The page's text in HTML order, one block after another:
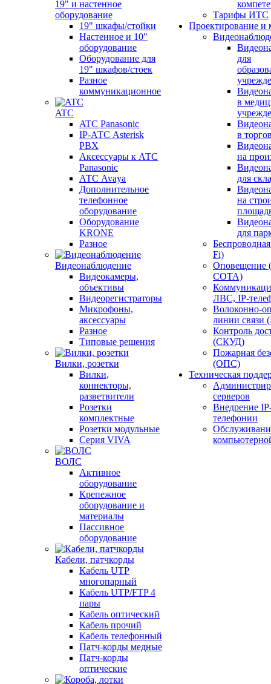
19" и настенное
оборудование
19" шкафы/стойки
Настенное и 10"
оборудование
Оборудование для
19" шкафов/стоек
Разное
коммуникационное
ATC
ATC Panasonic
IP-АТС Asterisk
PBX
Аксессуары к АТС
Panasonic
АТС Avaya
Дополнительное
телефонное
оборудование
Оборудование
KRONE
Разное
Видеонаблюдение
Видеокамеры,
объективы
Видеорегистраторы
Микрофоны,
аксессуары
Разное
Типовые решения
Вилки, розетки
Вилки,
коннекторы,
разветвители
Розетки
комплектные
Розетки модульные
Серия VIVA
ВОЛС
Активное
оборудование
Крепежное
оборудование и
материалы
Пассивное
оборудование
Кабели, патчкорды
Кабель UTP
многопарный
Кабель UTP/FTP 4
пары
Кабель оптический
Кабель прочий
Кабель телефонный
Патч-корды медные
Патч-корды
оптические
Тарифы ИТС
Проектирование и
для
в
в
на
для
на
для
Fi)
СОТА)
ЛВС, IP-
Волоконно-
линии
Контроль
(СКУД)
Пожарная
(ОПС)
Техническая
серверов
Внедрение
телефонии